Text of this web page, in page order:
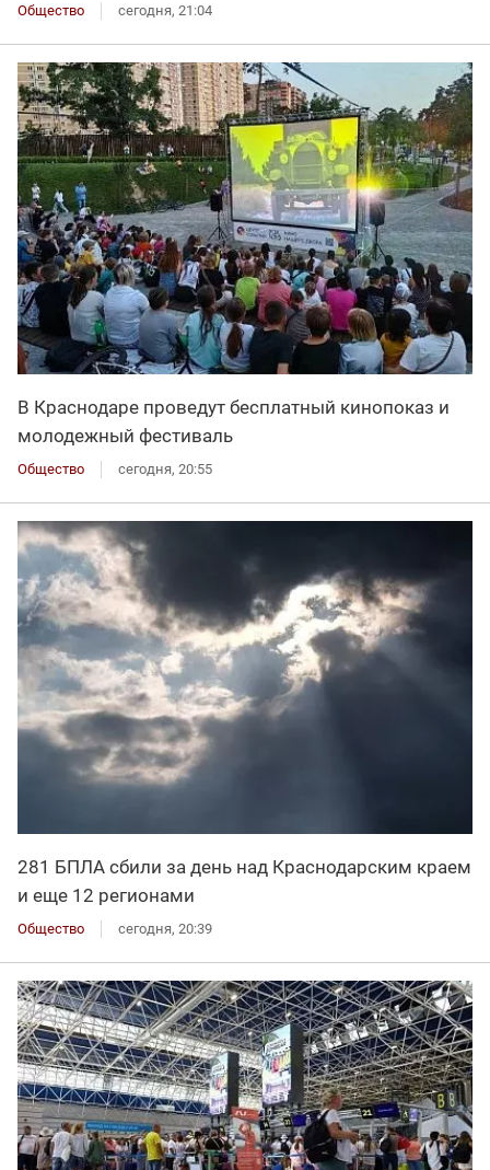
Общество сегодня, 21:04
В Краснодаре проведут бесплатный кинопоказ и
молодежный фестиваль
Общество сегодня, 20:55
281 БПЛА сбили за день над Краснодарским краем
и еще 12 регионами
Общество сегодня, 20:39